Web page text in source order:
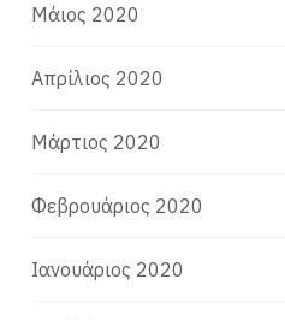
Μάιος 2020
Απρίλιος 2020
Μάρτιος 2020
Φεβρουάριος 2020
Ιανουάριος 2020